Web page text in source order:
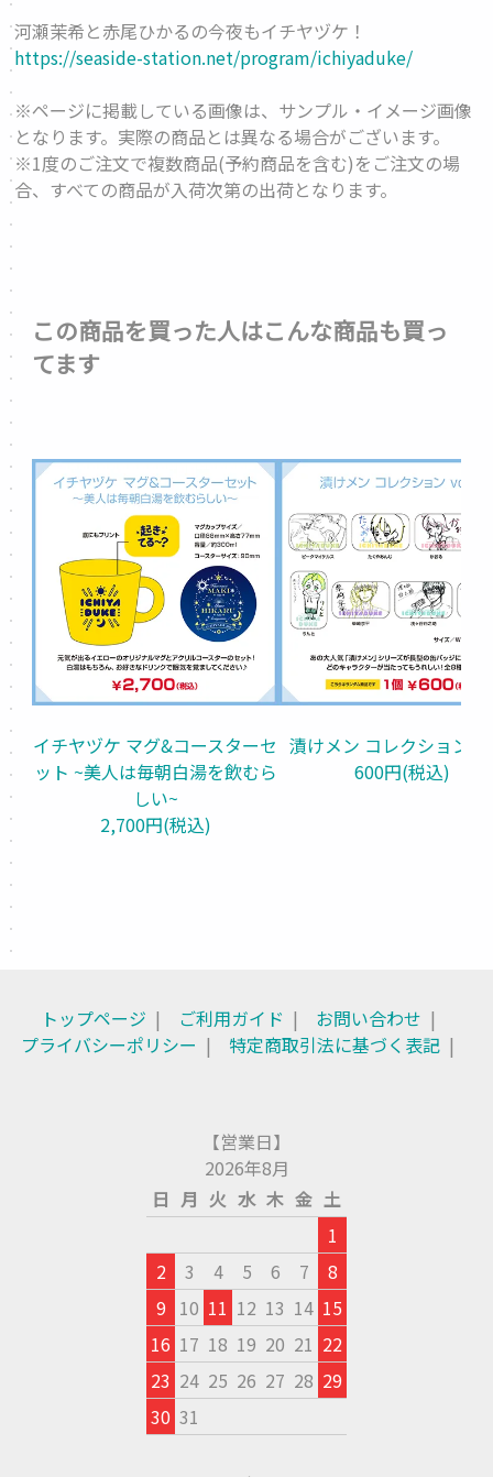
河瀬茉希と赤尾ひかるの今夜もイチヤヅケ！
https://seaside-station.net/program/ichiyaduke/
※ページに掲載している画像は、サンプル・イメージ画像
となります。実際の商品とは異なる場合がございます。
※1度のご注文で複数商品(予約商品を含む)をご注文の場
合、すべての商品が入荷次第の出荷となります。
この商品を買った人はこんな商品も買っ
てます
イチヤヅケ マグ&コースターセ
ット ~美人は毎朝白湯を飲むら
しい~
2,700円(税込)
漬けメン コレクション
600円(税込)
トップページ ご利用ガイド
お問い合わせ
プライバシーポリシー
特定商取引法に基づく表記
【営業日】
2026年8月
日 月 火 水 木 金 土
1
2
3 4 5 6 7
8
9 10 11 12 13 14 15
16 17 18 19 20 21 22
23 24 25 26 27 28 29
30 31